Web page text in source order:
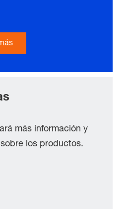
más información y
los productos.